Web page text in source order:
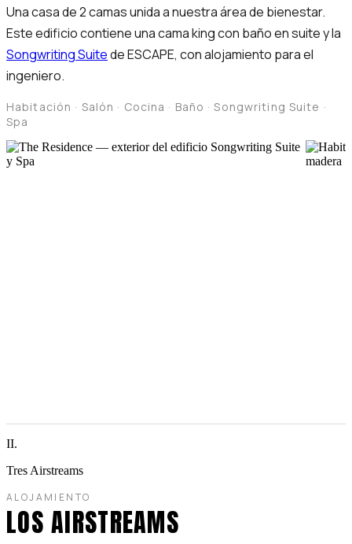
Una casa de 2 camas unida a nuestra área de bienestar.
Este edificio contiene una cama king con baño en suite y la
Songwriting Suitede ESCAPE, con alojamiento para el
ingeniero.
Habitación · Salón · Cocina · Baño · Songwriting Suite ·
Spa
II.
Tres Airstreams
ALOJAMIENTO
LOS AIRSTREAMS